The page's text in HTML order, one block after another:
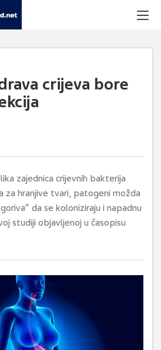
crijeva bore
zajednica crijevnih bakterija
za hranjive tvari, patogeni možda
da se koloniziraju i napadnu
studiji objavljenoj u časopisu